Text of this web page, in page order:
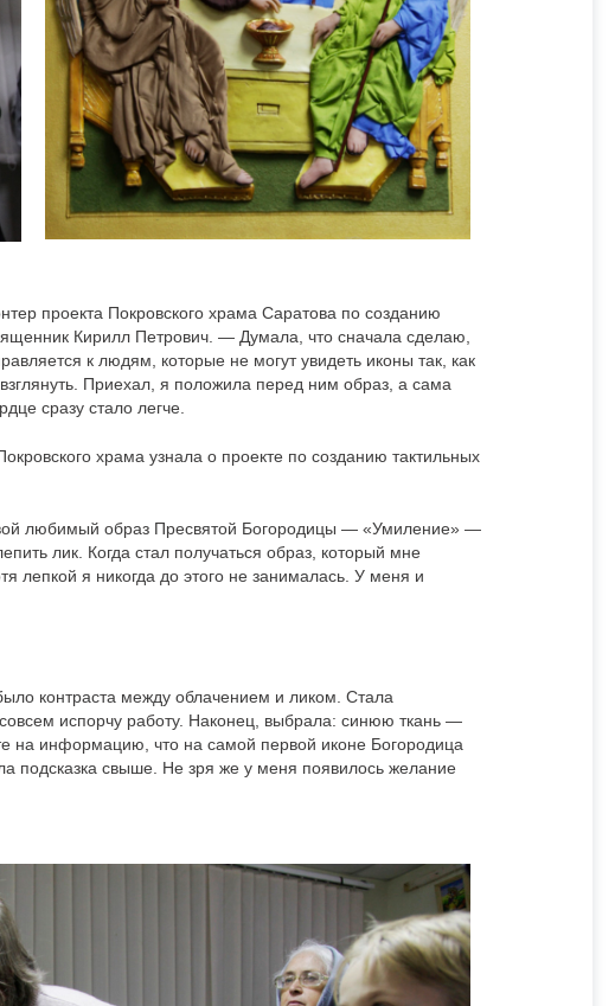
проекта Покровского храма Саратова по созданию
Кирилл Петрович. — Думала, что сначала сделаю,
к людям, которые не могут увидеть иконы так, как
Приехал, я положила перед ним образ, а сама
сразу стало легче.
храма узнала о проекте по созданию тактильных
любимый образ Пресвятой Богородицы — «Умиление» —
лик. Когда стал получаться образ, который мне
лепкой я никогда до этого не занималась. У меня и
контраста между облачением и ликом. Стала
испорчу работу. Наконец, выбрала: синюю ткань —
на информацию, что на самой первой иконе Богородица
подсказка свыше. Не зря же у меня появилось желание